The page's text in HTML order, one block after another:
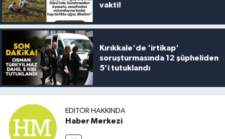
vakti!
Kırıkkale'de 'irtikap'
soruşturmasında 12 şüpheliden
5’i tutuklandı
EDITÖR HAKKINDA
Haber Merkezi